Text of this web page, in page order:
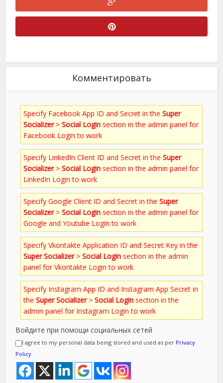
Комментировать
Specify Facebook App ID and Secret in theSuper
Socializer>Social Login section in the admin panel for
Facebook Login to work
Specify LinkedIn Client ID and Secret in theSuper
Socializer>Social Login section in the admin panel for
LinkedIn Login to work
Specify Google Client ID and Secret in theSuper
Socializer>Social Login section in the admin panel for
Google and Youtube Login to work
Specify Vkontakte Application ID and Secret Key in the
Super Socializer>Social Login section in the admin
panel for Vkontakte Login to work
Specify Instagram App ID and Instagram App Secret in
theSuper Socializer>Social Login section in the
admin panel for Instagram Login to work
Войдите при помощи социальных сетей
I agree to my personal data being stored and used as per Privacy
Policy